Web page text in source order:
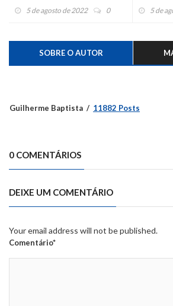
horas5 de agosto de 2022 0 5 de
SOBRE O AUTOR
Guilherme Baptista 11882 Posts
0 COMENTÁRIOS
DEIXE UM COMENTÁRIO
Your email address will not be published.
Comentário*